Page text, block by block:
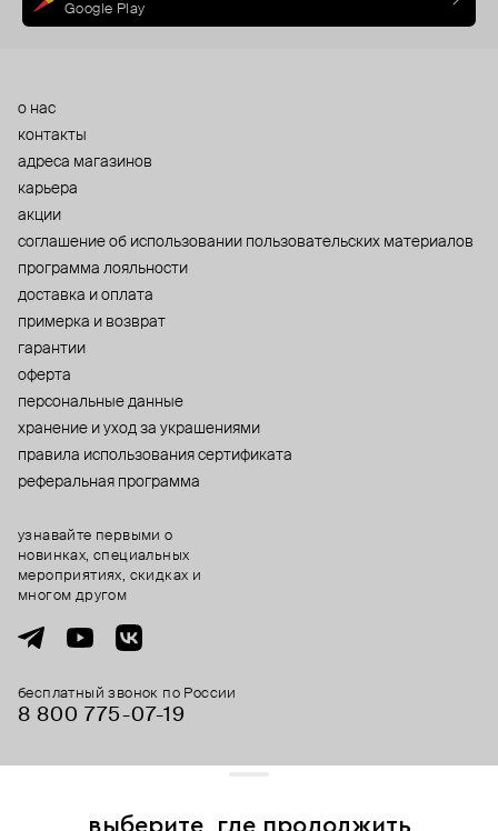
Google Play
о нас
контакты
адреса магазинов
карьера
акции
cоглашение об использовании пользовательских материалов
программа лояльности
доставка и оплата
примерка и возврат
гарантии
оферта
персональные данные
хранение и уход за украшениями
правила использования сертификата
реферальная программа
бесплатный звонок по России
8 800 775⁠-07⁠-19
узнавайте первыми о
новинках, специальных
мероприятиях, скидках и
многом другом
выберите, где продолжить